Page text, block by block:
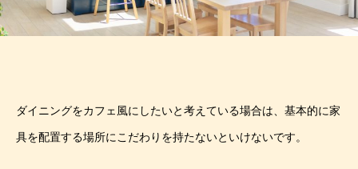
ダイニングをカフェ風にしたいと考えている場合は、基本的に家
具を配置する場所にこだわりを持たないといけないです。